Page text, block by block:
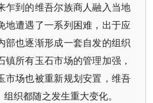
乍到的维吾尔族商人融入当地
地遭遇了一系列困难，出于应
部也逐渐形成一套自发的组织
所有玉石市场的管理加强，
市场也被重新规划安置，维吾
织都随之发生重大变化。